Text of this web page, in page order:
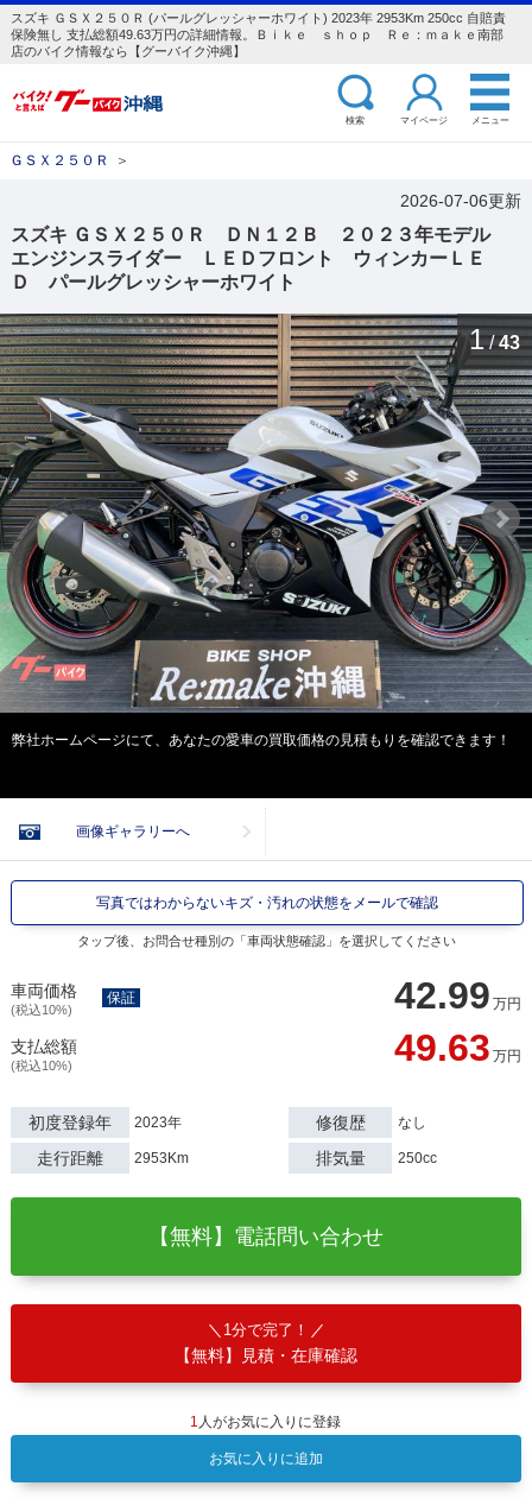
スズキ ＧＳＸ２５０Ｒ (パールグレッシャーホワイト) 2023年 2953Km 250cc 自賠責
保険無し 支払総額49.63万円の詳細情報。Ｂｉｋｅ ｓｈｏｐ Ｒｅ：ｍａｋｅ南部
店のバイク情報なら【グーバイク沖縄】
検索 マイページ メニュー
ＧＳＸ２５０Ｒ ＞
2026-07-06更新
スズキ ＧＳＸ２５０Ｒ ＤＮ１２Ｂ ２０２３年モデル
エンジンスライダー ＬＥＤフロント ウィンカーＬＥ
Ｄ パールグレッシャーホワイト
1 / 43
弊社ホームページにて、あなたの愛車の買取価格の見積もりを確認できます！
画像ギャラリーへ
写真ではわからないキズ・汚れの状態をメールで確認
タップ後、お問合せ種別の「車両状態確認」を選択してください
車両価格
(税込10%) 42.99 万円
保証
支払総額
(税込10%) 49.63 万円
初度登録年 2023年 修復歴 なし
走行距離 2953Km 排気量 250cc
【無料】電話問い合わせ
1分で完了！
【無料】見積・在庫確認
1 人がお気に入りに登録
お気に入りに追加